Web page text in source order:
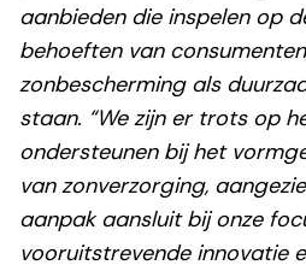
aanbieden die inspelen op
behoeften van
zonbescherming als
staan. “We zijn er trots op
ondersteunen bij het
van zonverzorging,
aanpak aansluit bij onze
vooruitstrevende innovatie